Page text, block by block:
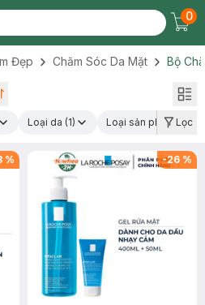
0
Đẹp Chăm Sóc Da Mặt Bộ
Loại da (1) Loại sản phẩm (1)
Lọc
% -26 %